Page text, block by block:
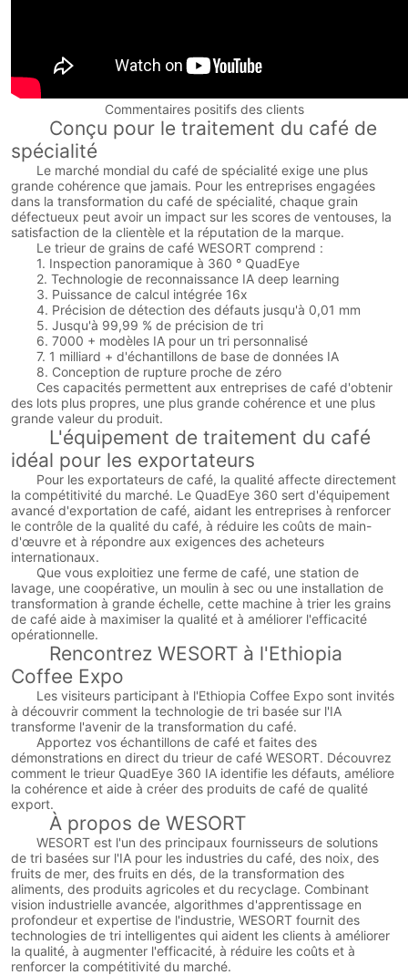
Commentaires positifs des clients
Conçu pour le traitement du café de
spécialité
Le marché mondial du café de spécialité exige une plus
grande cohérence que jamais. Pour les entreprises engagées
dans la transformation du café de spécialité, chaque grain
défectueux peut avoir un impact sur les scores de ventouses, la
satisfaction de la clientèle et la réputation de la marque.
Le trieur de grains de café WESORT comprend :
1. Inspection panoramique à 360 ° QuadEye
2. Technologie de reconnaissance IA deep learning
3. Puissance de calcul intégrée 16x
4. Précision de détection des défauts jusqu'à 0,01 mm
5. Jusqu'à 99,99 % de précision de tri
6. 7000 + modèles IA pour un tri personnalisé
7. 1 milliard + d'échantillons de base de données IA
8. Conception de rupture proche de zéro
Ces capacités permettent aux entreprises de café d'obtenir
des lots plus propres, une plus grande cohérence et une plus
grande valeur du produit.
L'équipement de traitement du café
idéal pour les exportateurs
Pour les exportateurs de café, la qualité affecte directement
la compétitivité du marché. Le QuadEye 360 sert d'équipement
avancé d'exportation de café, aidant les entreprises à renforcer
le contrôle de la qualité du café, à réduire les coûts de main-
d'œuvre et à répondre aux exigences des acheteurs
internationaux.
Que vous exploitiez une ferme de café, une station de
lavage, une coopérative, un moulin à sec ou une installation de
transformation à grande échelle, cette machine à trier les grains
de café aide à maximiser la qualité et à améliorer l'efficacité
opérationnelle.
Rencontrez WESORT à l'Ethiopia
Coffee Expo
Les visiteurs participant à l'Ethiopia Coffee Expo sont invités
à découvrir comment la technologie de tri basée sur l'IA
transforme l'avenir de la transformation du café.
Apportez vos échantillons de café et faites des
démonstrations en direct du trieur de café WESORT. Découvrez
comment le trieur QuadEye 360 IA identifie les défauts, améliore
la cohérence et aide à créer des produits de café de qualité
export.
À propos de WESORT
WESORT est l'un des principaux fournisseurs de solutions
de tri basées sur l'IA pour les industries du café, des noix, des
fruits de mer, des fruits en dés, de la transformation des
aliments, des produits agricoles et du recyclage. Combinant
vision industrielle avancée, algorithmes d'apprentissage en
profondeur et expertise de l'industrie, WESORT fournit des
technologies de tri intelligentes qui aident les clients à améliorer
la qualité, à augmenter l'efficacité, à réduire les coûts et à
renforcer la compétitivité du marché.